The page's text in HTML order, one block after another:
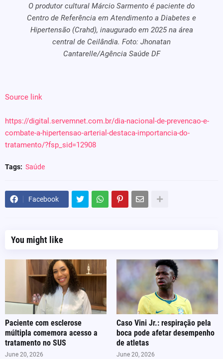
O produtor cultural Márcio Sarmento é paciente do
Centro de Referência em Atendimento a Diabetes e
Hipertensão (Crahd), inaugurado em 2025 na área
central de Ceilândia. Foto: Jhonatan
Cantarelle/Agência Saúde DF
Source link
https://digital.servemnet.com.br/dia-nacional-de-prevencao-e-
combate-a-hipertensao-arterial-destaca-importancia-do-
tratamento/?fsp_sid=12908
Tags: Saúde
Facebook
You might like
Paciente com esclerose
múltipla comemora acesso a
tratamento no SUS
June 20, 2026
Caso Vini Jr.: respiração pela
boca pode afetar desempenho
de atletas
June 20, 2026